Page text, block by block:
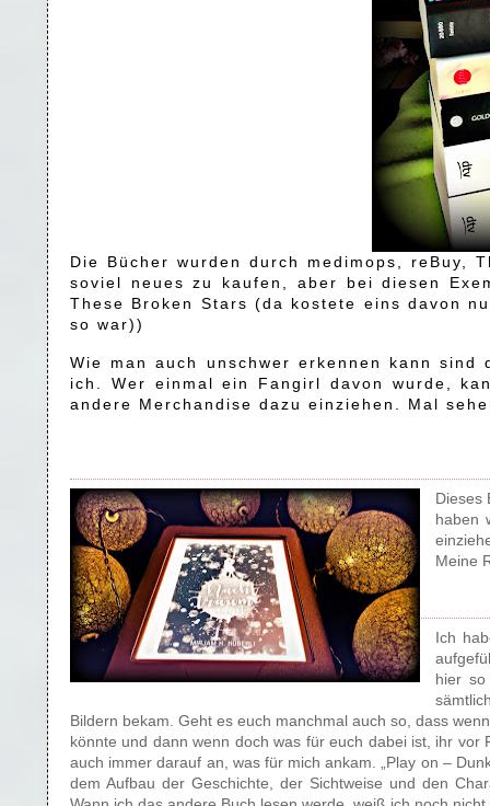
Die Bücher wurden durch medimops, reBuy,
soviel neues zu kaufen, aber bei diesen
These Broken Stars (da kostete eins davon
so war))
Wie man auch unschwer erkennen kann
ich. Wer einmal ein Fangirl davon wurde,
andere Merchandise dazu einziehen. Mal
Dieses
haben
Meine
Ich
hier
Bildern bekam. Geht es euch manchmal auch so, dass
könnte und dann wenn doch was für euch dabei ist, ihr
auch immer darauf an, was für mich ankam. „Play on –
dem Aufbau der Geschichte, der Sichtweise und den